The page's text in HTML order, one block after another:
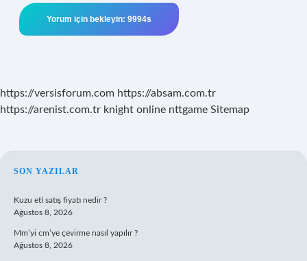
https://versisforum.com https://absam.com.tr
https://arenist.com.tr knight online nttgame Sitemap
SIDEBAR
SON YAZILAR
Kuzu eti satış fiyatı nedir ?
Ağustos 8, 2026
Mm’yi cm’ye çevirme nasıl yapılır ?
Ağustos 8, 2026